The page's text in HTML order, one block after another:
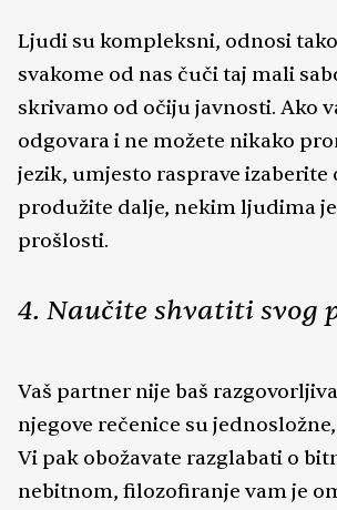
Ljudi su kompleksni, odnosi
svakome od nas čuči taj mali
skrivamo od očiju javnosti. Ako
odgovara i ne možete nikako
jezik, umjesto rasprave izaberite
produžite dalje, nekim ljudima
prošlosti.
4. Naučite shvatiti svog
Vaš partner nije baš
njegove rečenice su
Vi pak obožavate razglabati o
nebitnom, filozofiranje vam je